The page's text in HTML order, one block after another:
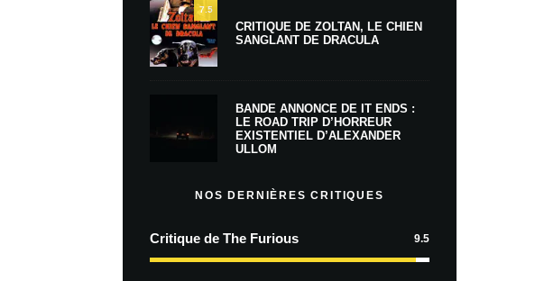
7.5
CRITIQUE DE ZOLTAN, LE CHIEN
SANGLANT DE DRACULA
BANDE ANNONCE DE IT ENDS :
LE ROAD TRIP D’HORREUR
EXISTENTIEL D’ALEXANDER
ULLOM
NOS DERNIÈRES CRITIQUES
Critique de The Furious 9.5